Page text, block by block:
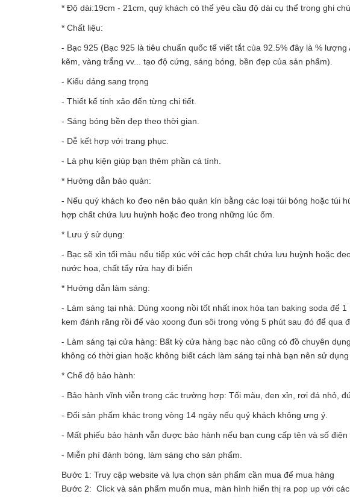
* Độ dài:19cm - 21cm, quý khách có thể yêu cầu độ dài cụ thể trong ghi
* Chất liệu:
- Bạc 925 (Bạc 925 là tiêu chuẩn quốc tế viết tắt của 92.5% đây là %
kẽm, vàng trắng vv... tạo độ cứng, sáng bóng, bền đẹp của sản phẩm).
- Kiểu dáng sang trọng
- Thiết kế tinh xảo đến từng chi tiết.
- Sáng bóng bền đẹp theo thời gian.
- Dễ kết hợp với trang phục.
- Là phụ kiện giúp bạn thêm phần cá tính.
* Hướng dẫn bảo quản:
- Nếu quý khách ko đeo nên bảo quản kín bằng các loại túi bóng hoặc túi
hợp chất chứa lưu huỳnh hoặc đeo trong những lúc ốm.
* Lưu ý sử dụng:
- Bạc sẽ xỉn tối màu nếu tiếp xúc với các hợp chất chứa lưu huỳnh hoặc
nước hoa, chất tẩy rửa hay đi biển
* Hướng dẫn làm sáng:
- Làm sáng tại nhà: Dùng xoong nồi tốt nhất inox hòa tan baking soda để
kem đánh răng rồi để vào xoong đun sôi trong vòng 5 phút sau đó để qua
- Làm sáng tại cửa hàng: Bất kỳ cửa hàng bạc nào cũng có đồ chuyên
không có thời gian hoặc không biết cách làm sáng tại nhà bạn nên sử
* Chế độ bảo hành:
- Bảo hành vĩnh viễn trong các trường hợp: Tối màu, đen xỉn, rơi đá nhỏ,
- Đổi sản phẩm khác trong vòng 14 ngày nếu quý khách không ưng ý.
- Mất phiếu bảo hành vẫn được bảo hành nếu bạn cung cấp tên và số điện
- Miễn phí đánh bóng, làm sáng cho sản phẩm.
Bước 1: Truy cập website và lựa chọn sản phẩm cần mua để mua hàng
Bước 2: Click và sản phẩm muốn mua, màn hình hiển thị ra pop up với